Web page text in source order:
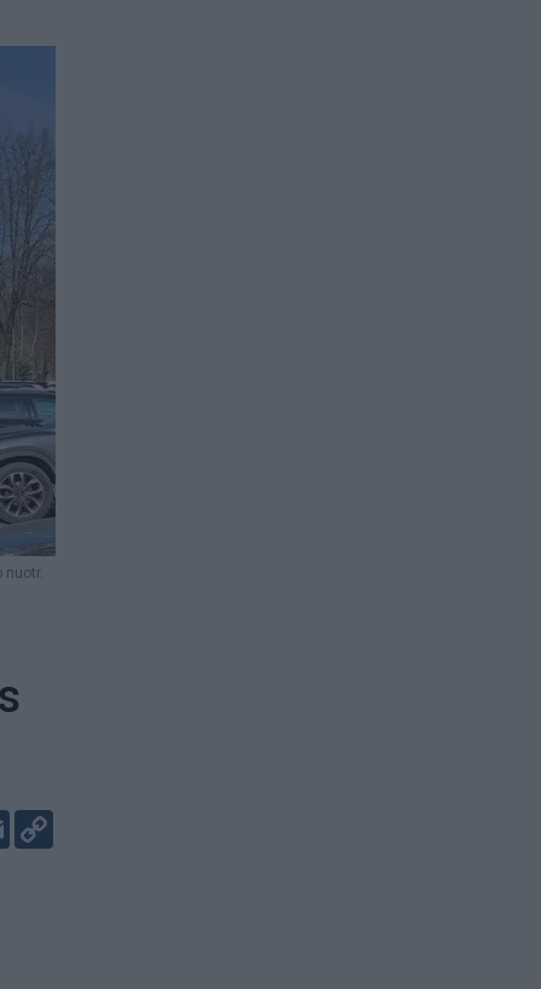
nuotr.
Email